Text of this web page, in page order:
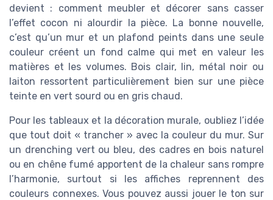
devient : comment meubler et décorer sans casser
l’effet cocon ni alourdir la pièce. La bonne nouvelle,
c’est qu’un mur et un plafond peints dans une seule
couleur créent un fond calme qui met en valeur les
matières et les volumes. Bois clair, lin, métal noir ou
laiton ressortent particulièrement bien sur une pièce
teinte en vert sourd ou en gris chaud.
Pour les tableaux et la décoration murale, oubliez l’idée
que tout doit « trancher » avec la couleur du mur. Sur
un drenching vert ou bleu, des cadres en bois naturel
ou en chêne fumé apportent de la chaleur sans rompre
l’harmonie, surtout si les affiches reprennent des
couleurs connexes. Vous pouvez aussi jouer le ton sur